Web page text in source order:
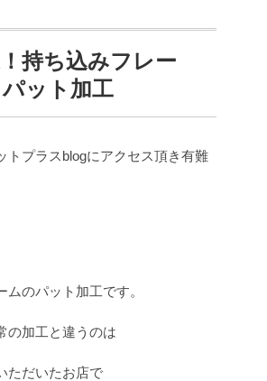
持ち込みフレー
ット加工
トプラスblogにアクセス頂き有難
ムのパット加工です。
の加工と違うのは
ただいたお店で